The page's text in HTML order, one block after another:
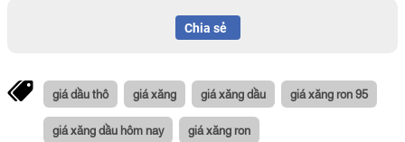
Chia sẻ
giá dầu thô giá xăng giá xăng dầu giá xăng ron 95
giá xăng dầu hôm nay giá xăng ron